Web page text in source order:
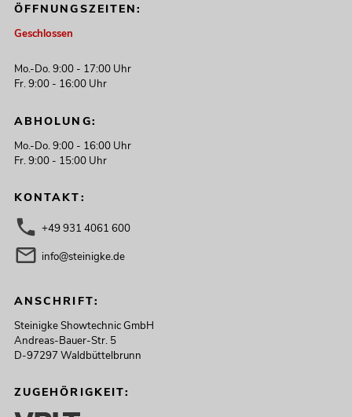
ÖFFNUNGSZEITEN:
Geschlossen
Mo.-Do. 9:00 - 17:00 Uhr
Fr. 9:00 - 16:00 Uhr
ABHOLUNG:
Mo.-Do. 9:00 - 16:00 Uhr
Fr. 9:00 - 15:00 Uhr
KONTAKT:
+49 931 4061 600
info@steinigke.de
ANSCHRIFT:
Steinigke Showtechnic GmbH
Andreas-Bauer-Str. 5
D-97297 Waldbüttelbrunn
ZUGEHÖRIGKEIT: